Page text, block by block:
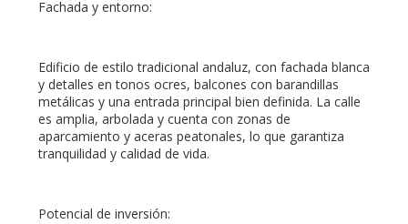
Fachada y entorno:
Edificio de estilo tradicional andaluz, con fachada blanca
y detalles en tonos ocres, balcones con barandillas
metálicas y una entrada principal bien definida. La calle
es amplia, arbolada y cuenta con zonas de
aparcamiento y aceras peatonales, lo que garantiza
tranquilidad y calidad de vida.
Potencial de inversión: